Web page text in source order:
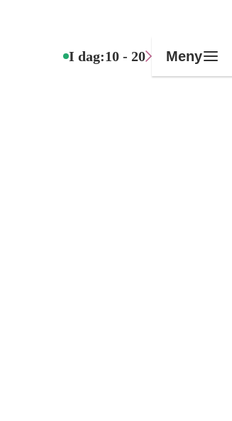
I dag:10 - 20 Meny